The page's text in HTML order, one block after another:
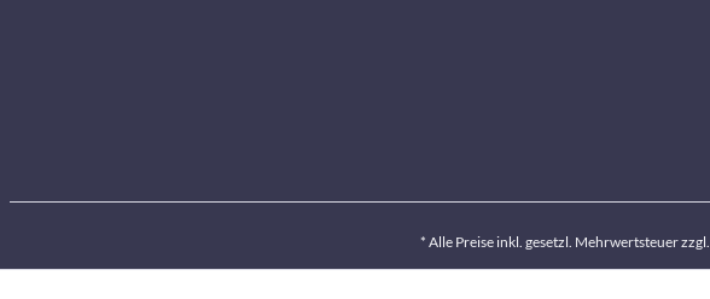
* Alle Preise inkl. gesetzl. Mehrwertsteuer zzgl.